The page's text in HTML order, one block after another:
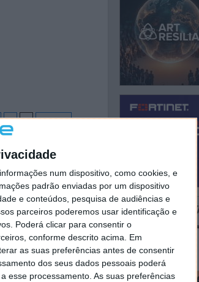
num dispositivo, como cookies, e
padrão enviadas por um dispositivo
e conteúdos, pesquisa de audiências e
parceiros poderemos usar identificação e
Poderá clicar para consentir o
conforme descrito acima. Em
as suas preferências antes de consentir
dos seus dados pessoais poderá
esse processamento. As suas preferências
» ... Last »
não reflete,
publicados
que dele
comentários e
forma
sem a devida
poderão ser